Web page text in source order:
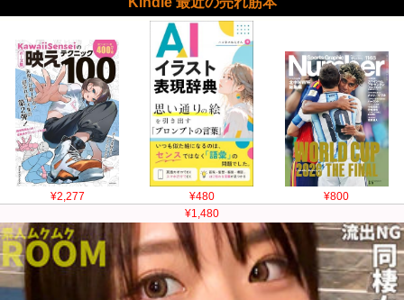
¥2,277 ¥480
¥800
¥1,480